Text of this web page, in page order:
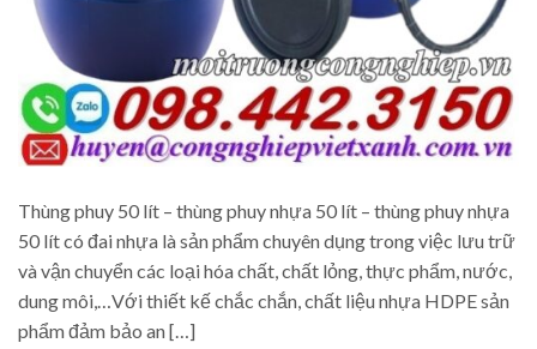
Thùng phuy 50 lít – thùng phuy nhựa 50 lít – thùng phuy nhựa
50 lít có đai nhựa là sản phẩm chuyên dụng trong việc lưu trữ
và vận chuyển các loại hóa chất, chất lỏng, thực phẩm, nước,
dung môi,…Với thiết kế chắc chắn, chất liệu nhựa HDPE sản
phẩm đảm bảo an […]